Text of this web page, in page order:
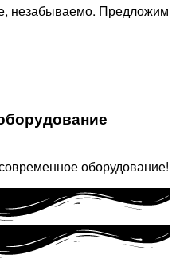
незабываемо. Предложим
оборудование!